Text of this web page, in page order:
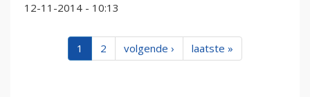
12-11-2014 - 10:13
1 2 volgende › laatste »